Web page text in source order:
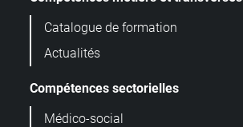
Catalogue de formation
Actualités
Compétences sectorielles
Médico-social